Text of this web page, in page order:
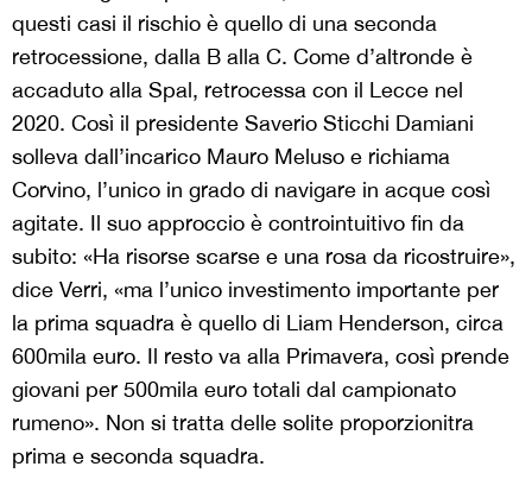
questi casi il rischio è quello di una seconda
retrocessione, dalla B alla C. Come d’altronde è
accaduto alla Spal, retrocessa con il Lecce nel
2020. Così il presidente Saverio Sticchi Damiani
solleva dall’incarico Mauro Meluso e richiama
Corvino, l’unico in grado di navigare in acque così
agitate. Il suo approccio è controintuitivo fin da
subito: «Ha risorse scarse e una rosa da ricostruire»,
dice Verri, «ma l’unico investimento importante per
la prima squadra è quello di Liam Henderson, circa
600mila euro. Il resto va alla Primavera, così prende
giovani per 500mila euro totali dal campionato
rumeno». Non si tratta delle solite proporzionitra
prima e seconda squadra.